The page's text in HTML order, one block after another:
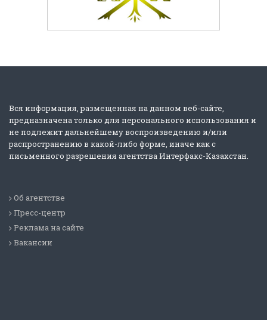
Вся информация, размещенная на данном веб-сайте,
предназначена только для персонального использования и
не подлежит дальнейшему воспроизведению и/или
распространению в какой-либо форме, иначе как с
письменного разрешения агентства Интерфакс-Казахстан.
Об агентстве
Пресс-центр
Реклама на сайте
Вакансии